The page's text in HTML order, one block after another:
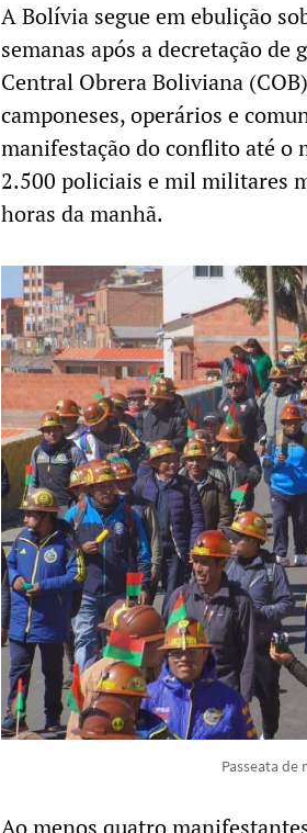
A Bolívia segue em ebulição
semanas após a decretação
Central Obrera Boliviana
camponeses, operários e
manifestação do conflito até o
2.500 policiais e mil militares
horas da manhã.
Passeata de
Ao menos quatro